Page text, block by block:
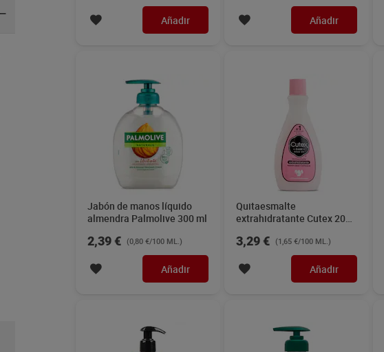
Añadir Añadir
Jabón de manos líquido
almendra Palmolive 300 ml
2,39 € (0,80 €/100 ML.)
Añadir
Quitaesmalte
extrahidratante Cutex 200
3,29 € (1,65 €/100 ML.)
Añadir